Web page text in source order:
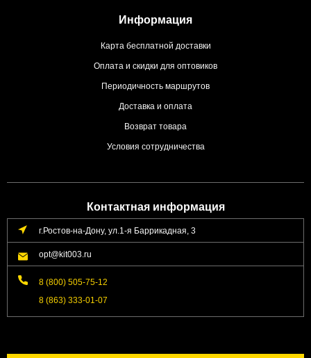
Информация
Карта бесплатной доставки
Оплата и скидки для оптовиков
Периодичность маршрутов
Доставка и оплата
Возврат товара
Условия сотрудничества
Контактная информация
г.Ростов-на-Дону, ул.1-я Баррикадная, 3
opt@kit003.ru
8 (800) 505-75-12
8 (863) 333-01-07